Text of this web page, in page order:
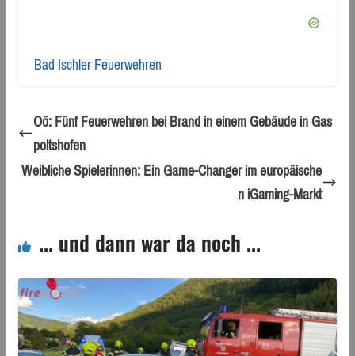
Bad Ischler Feuerwehren
Oö: Fünf Feuerwehren bei Brand in einem Gebäude in Gas
poltshofen
Weibliche Spielerinnen: Ein Game-Changer im europäische
n iGaming-Markt
... und dann war da noch ...